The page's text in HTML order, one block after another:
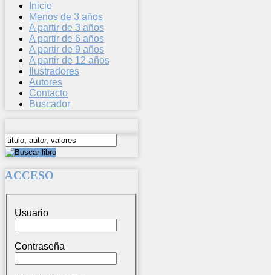
Inicio
Menos de 3 años
A partir de 3 años
A partir de 6 años
A partir de 9 años
A partir de 12 años
Ilustradores
Autores
Contacto
Buscador
ACCESO
Usuario
Contraseña